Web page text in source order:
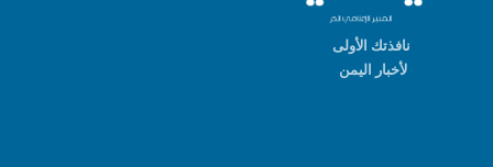
نافذتك الأولى
لأخبار اليمن